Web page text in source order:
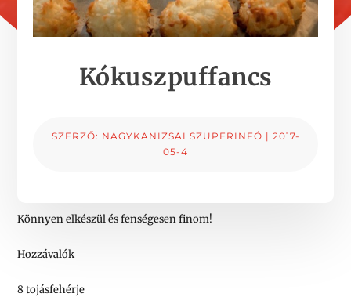
Kókuszpuffancs
SZERZŐ: NAGYKANIZSAI SZUPERINFÓ | 2017-
05-4
Könnyen elkészül és fenségesen finom!
Hozzávalók
8 tojásfehérje